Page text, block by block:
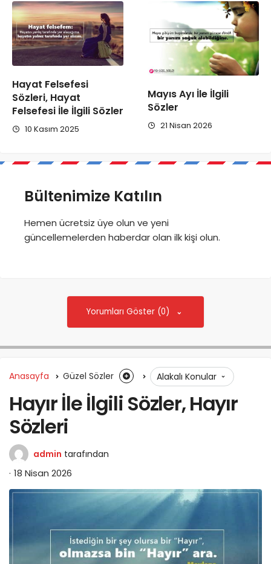
Hayat Felsefesi
Sözleri, Hayat
Felsefesi İle İlgili Sözler
10 Kasım 2025
Mayıs Ayı İle İlgili
Sözler
21 Nisan 2026
Bültenimize Katılın
Hemen ücretsiz üye olun ve yeni
güncellemelerden haberdar olan ilk kişi olun.
Yorumları Göster (0)
Anasayfa Güzel Sözler Alakalı Konular
Hayır İle İlgili Sözler, Hayır
Sözleri
admin tarafından
18 Nisan 2026